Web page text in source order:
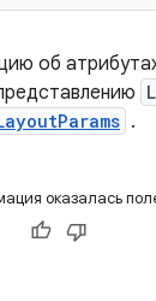
об
.
оказалась